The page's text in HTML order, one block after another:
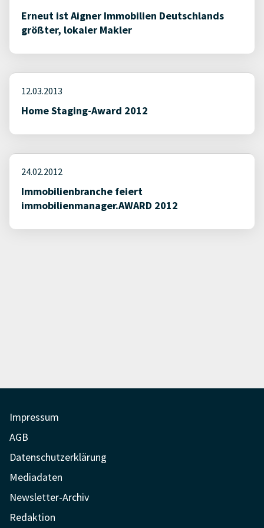
Erneut ist Aigner Immobilien Deutschlands
größter, lokaler Makler
12.03.2013
Home Staging-Award 2012
24.02.2012
Immobilienbranche feiert
immobilienmanager.AWARD 2012
Impressum
AGB
Datenschutzerklärung
Mediadaten
Newsletter-Archiv
Redaktion